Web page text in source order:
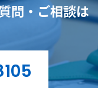
問・ご相談は